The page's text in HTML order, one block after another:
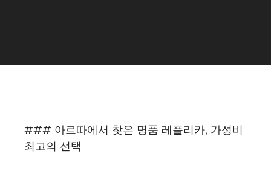
### 아르따에서 찾은 명품 레플리카, 가성비
최고의 선택